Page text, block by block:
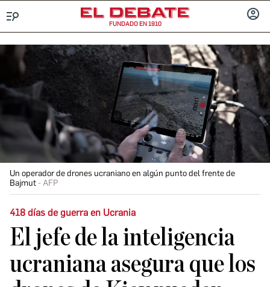
FUNDADO EN 1910
Un operador de drones ucraniano en algún punto del frente de
Bajmut
AFP
418 días de guerra en Ucrania
El jefe de la inteligencia
ucraniana asegura que los